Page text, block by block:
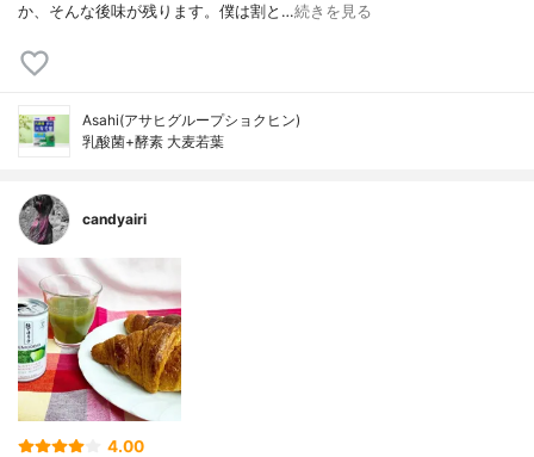
か、そんな後味が残ります。僕は割と…続きを見る
Asahi(アサヒグループショクヒン)
乳酸菌+酵素 大麦若葉
candyairi
4.00